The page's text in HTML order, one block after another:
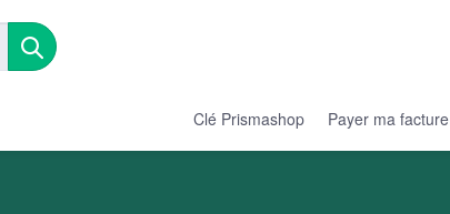
Clé Prismashop Payer ma facture